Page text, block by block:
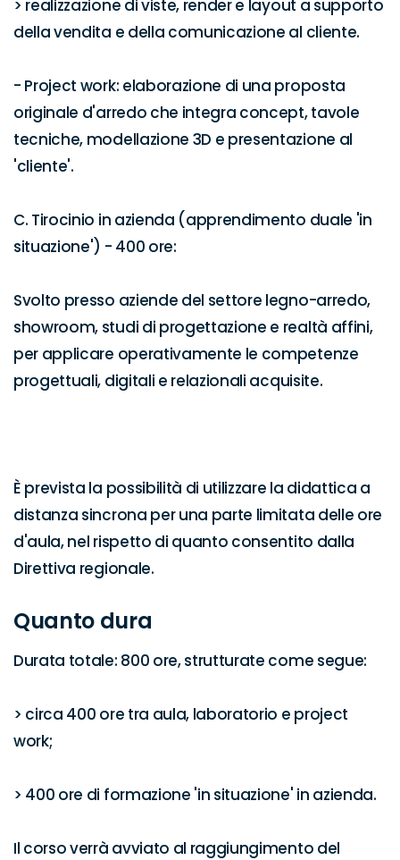
> realizzazione di viste, render e layout a supporto
della vendita e della comunicazione al cliente.
- Project work: elaborazione di una proposta
originale d'arredo che integra concept, tavole
tecniche, modellazione 3D e presentazione al
'cliente'.
C. Tirocinio in azienda (apprendimento duale 'in
situazione') - 400 ore:
Svolto presso aziende del settore legno-arredo,
showroom, studi di progettazione e realtà affini,
per applicare operativamente le competenze
progettuali, digitali e relazionali acquisite.
È prevista la possibilità di utilizzare la didattica a
distanza sincrona per una parte limitata delle ore
d'aula, nel rispetto di quanto consentito dalla
Direttiva regionale.
Quanto dura
Durata totale: 800 ore, strutturate come segue:
> circa 400 ore tra aula, laboratorio e project
work;
> 400 ore di formazione 'in situazione' in azienda.
Il corso verrà avviato al raggiungimento del